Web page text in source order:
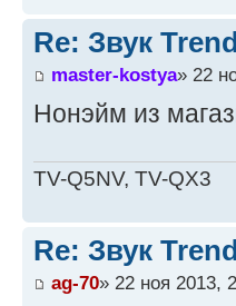
Re: Звук
master-kostya» 22
Нонэйм из
TV-Q5NV, TV-QX3
Re: Звук
ag-70» 22 ноя 2013,